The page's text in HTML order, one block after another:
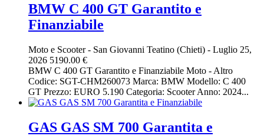
BMW C 400 GT Garantito e
Finanziabile
Moto e Scooter- San Giovanni Teatino (Chieti) - Luglio 25,
2026 5190.00 €
BMW C 400 GT Garantito e Finanziabile Moto - Altro
Codice: SGT-CHM260073 Marca: BMW Modello: C 400
GT Prezzo: EURO 5.190 Categoria: Scooter Anno: 2024...
GAS GAS SM 700 Garantita e